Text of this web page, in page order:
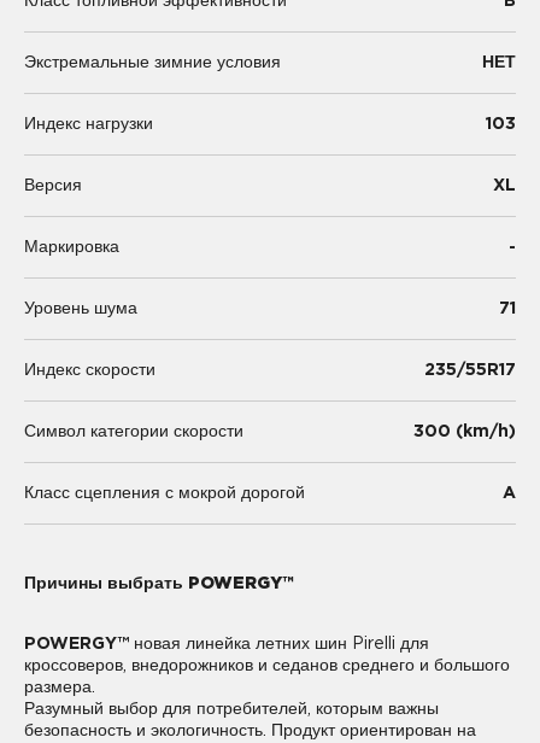
Экстремальные зимние условия НЕТ
Индекс нагрузки 103
Версия XL
Маркировка -
Уровень шума 71
Индекс скорости 235/55R17
Символ категории скорости 300 (km/h)
Класс сцепления с мокрой дорогой A
Причины выбрать POWERGY™
POWERGY™ новая линейка летних шин Pirelli для
кроссоверов, внедорожников и седанов среднего и большого
размера.
Разумный выбор для потребителей, которым важны
безопасность и экологичность. Продукт ориентирован на